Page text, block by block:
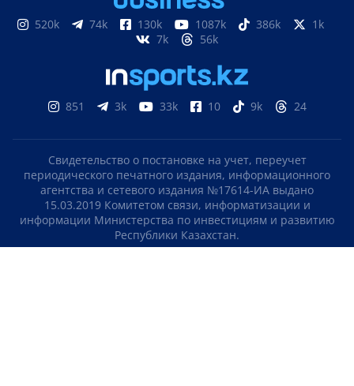
520k 74k 130k 1087k 386k
1k
7k
56k
851 3k 33k 10 9k 24
Свидетельство о постановке на учет, переучет
периодического печатного издания, информационного
агентства и сетевого издания №17614-ИА выдано
15.03.2019 Комитетом связи, информатизации и
информации Министерства по инвестициям и развитию
Республики Казахстан.